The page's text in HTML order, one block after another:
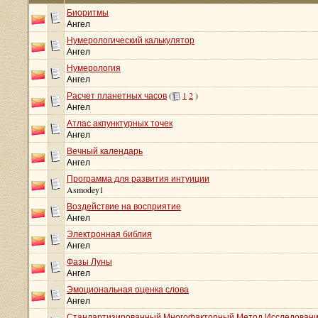
Биоритмы
Ангел
Нумерологический калькулятор
Ангел
Нумерология
Ангел
Расчет планетных часов( 1 2)
Ангел
Атлас акпунктурных точек
Ангел
Вечный календарь
Ангел
Программа для развития интуиции
Asmodey1
Воздействие на восприятие
Ангел
Электронная библия
Ангел
Фазы Луны
Ангел
Эмоциональная оценка слова
Ангел